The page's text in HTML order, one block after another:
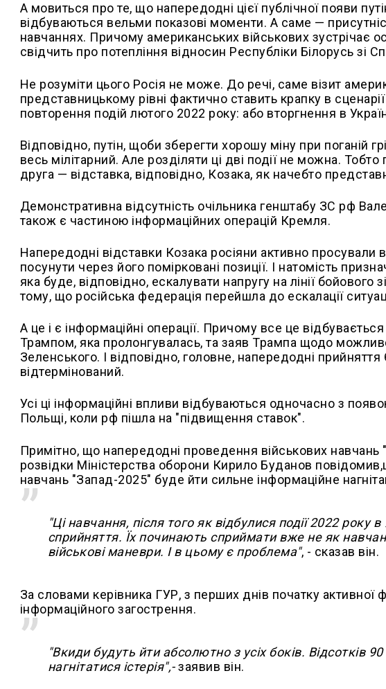
А мовиться про те, що напередодні цієї публічної появи
відбуваються вельми показові моменти. А саме —
навчаннях. Причому американських військових зустрічає
свідчить про потепління відносин Республіки Білорусь зі
Не розуміти цього Росія не може. До речі, саме візит
представницькому рівні фактично ставить крапку в
повторення подій лютого 2022 року: або вторгнення в
Відповідно, путін, щоби зберегти хорошу міну при поганій
весь мілітарний. Але розділяти ці дві події не можна. Тобто
друга — відставка, відповідно, Козака, як начебто
Демонстративна відсутність очільника генштабу ЗС рф
також є частиною інформаційних операцій Кремля.
Напередодні відставки Козака росіяни активно
посунути через його помірковані позиції. І натомість
яка буде, відповідно, ескалувати напругу на лінії
тому, що російська федерація перейшла до ескалації
А це і є інформаційні операції. Причому все це
Трампом, яка пролонгувалась, та заяв Трампа щодо
Зеленського. І відповідно, головне, напередодні
відтермінований.
Усі ці інформаційні впливи відбуваються одночасно з
Польщі, коли рф пішла на "підвищення ставок".
Примітно, що напередодні проведення військових навчань
розвідки Міністерства оборони Кирило Буданов
навчань "Запад-2025" буде йти сильне інформаційне
"Ці навчання, після того як відбулися події 2022 року
сприйняття. Їх починають сприймати вже не як
військові маневри. І в цьому є проблема", - сказав він.
За словами керівника ГУР, з перших днів початку
інформаційного загострення.
"Вкиди будуть йти абсолютно з усіх боків. Відсотків
нагнітатися істерія",-заявив він.